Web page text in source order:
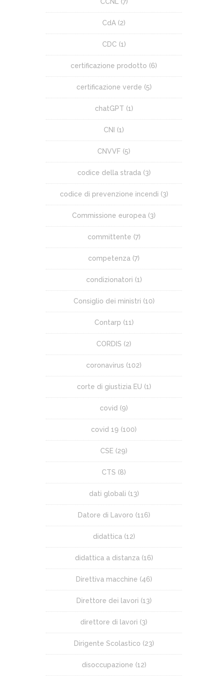
CdA (2)
CDC (1)
certificazione prodotto (6)
certificazione verde (5)
chatGPT (1)
CNI (1)
CNVVF (5)
codice della strada (3)
codice di prevenzione incendi (3)
Commissione europea (3)
committente (7)
competenza (7)
condizionatori (1)
Consiglio dei ministri (10)
Contarp (11)
CORDIS (2)
coronavirus (102)
corte di giustizia EU (1)
covid (9)
covid 19 (100)
CSE (29)
CTS (8)
dati globali (13)
Datore di Lavoro (116)
didattica (12)
didattica a distanza (16)
Direttiva macchine (46)
Direttore dei lavori (13)
direttore di lavori (3)
Dirigente Scolastico (23)
disoccupazione (12)